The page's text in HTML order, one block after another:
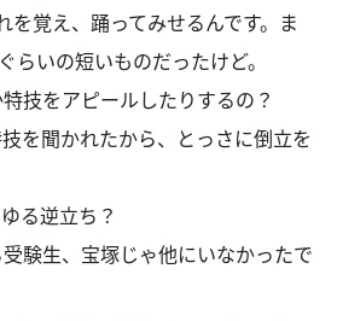
を覚え、踊ってみせるんです。ま
らいの短いものだったけど。
技をアピールしたりするの？
を聞かれたから、とっさに倒立を
る逆立ち？
験生、宝塚じゃ他にいなかったで